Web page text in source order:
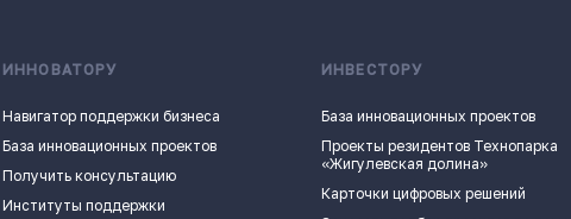
ИННОВАТОРУ
Навигатор поддержки бизнеса
База инновационных проектов
Получить консультацию
Институты поддержки
ИНВЕСТОРУ
База инновационных проектов
Проекты резидентов Технопарка
«Жигулевская долина»
Карточки цифровых решений